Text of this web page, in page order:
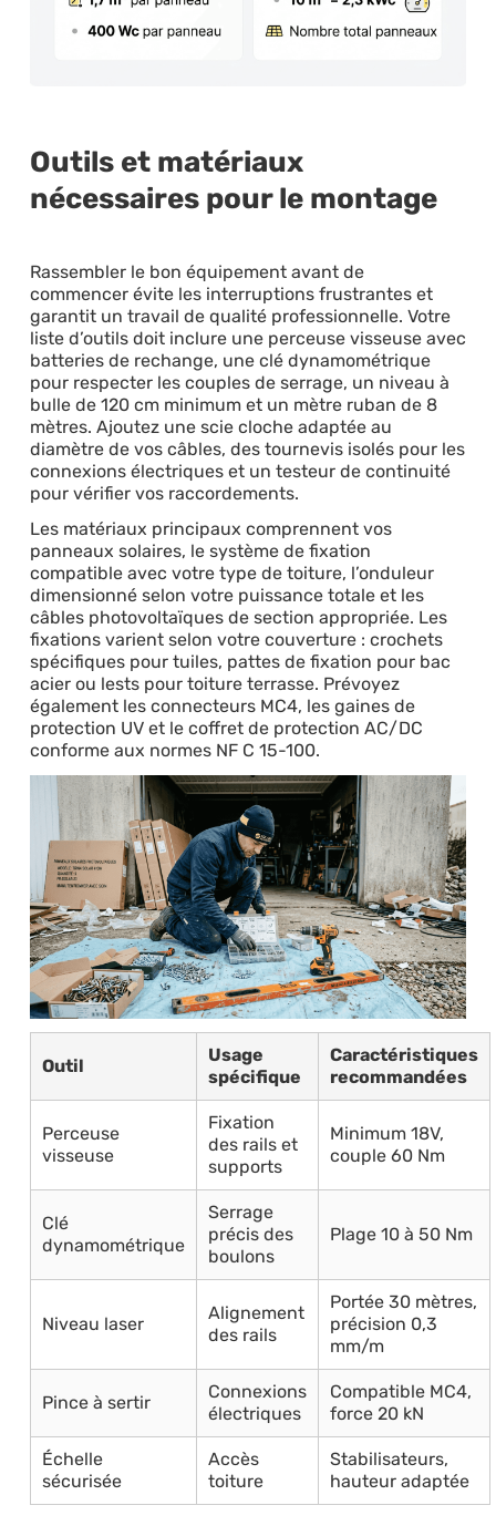
Outils et matériaux
nécessaires pour le montage
Rassembler le bon équipement avant de
commencer évite les interruptions frustrantes et
garantit un travail de qualité professionnelle. Votre
liste d’outils doit inclure une perceuse visseuse avec
batteries de rechange, une clé dynamométrique
pour respecter les couples de serrage, un niveau à
bulle de 120 cm minimum et un mètre ruban de 8
mètres. Ajoutez une scie cloche adaptée au
diamètre de vos câbles, des tournevis isolés pour les
connexions électriques et un testeur de continuité
pour vérifier vos raccordements.
Les matériaux principaux comprennent vos
panneaux solaires, le système de fixation
compatible avec votre type de toiture, l’onduleur
dimensionné selon votre puissance totale et les
câbles photovoltaïques de section appropriée. Les
fixations varient selon votre couverture : crochets
spécifiques pour tuiles, pattes de fixation pour bac
acier ou lests pour toiture terrasse. Prévoyez
également les connecteurs MC4, les gaines de
protection UV et le coffret de protection AC/DC
conforme aux normes NF C 15-100.
Outil
Usage
spécifique
Caractéristiques
recommandées
Perceuse
visseuse
Fixation
des rails et
supports
Minimum 18V,
couple 60 Nm
Clé
dynamométrique
Serrage
précis des
boulons
Plage 10 à 50 Nm
Niveau laser
Alignement
des rails
Portée 30 mètres,
précision 0,3
mm/m
Pince à sertir
Connexions
électriques
Compatible MC4,
force 20 kN
Échelle
sécurisée
Accès
toiture
Stabilisateurs,
hauteur adaptée